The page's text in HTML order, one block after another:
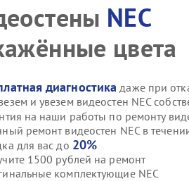
NEC
цвета
диагностика даже при
и увезем видеостен NEC
на наши работы по ремонту
ремонт видеостен NEC в
для вас до 20%
1500 рублей на ремонт
комплектующие NEC